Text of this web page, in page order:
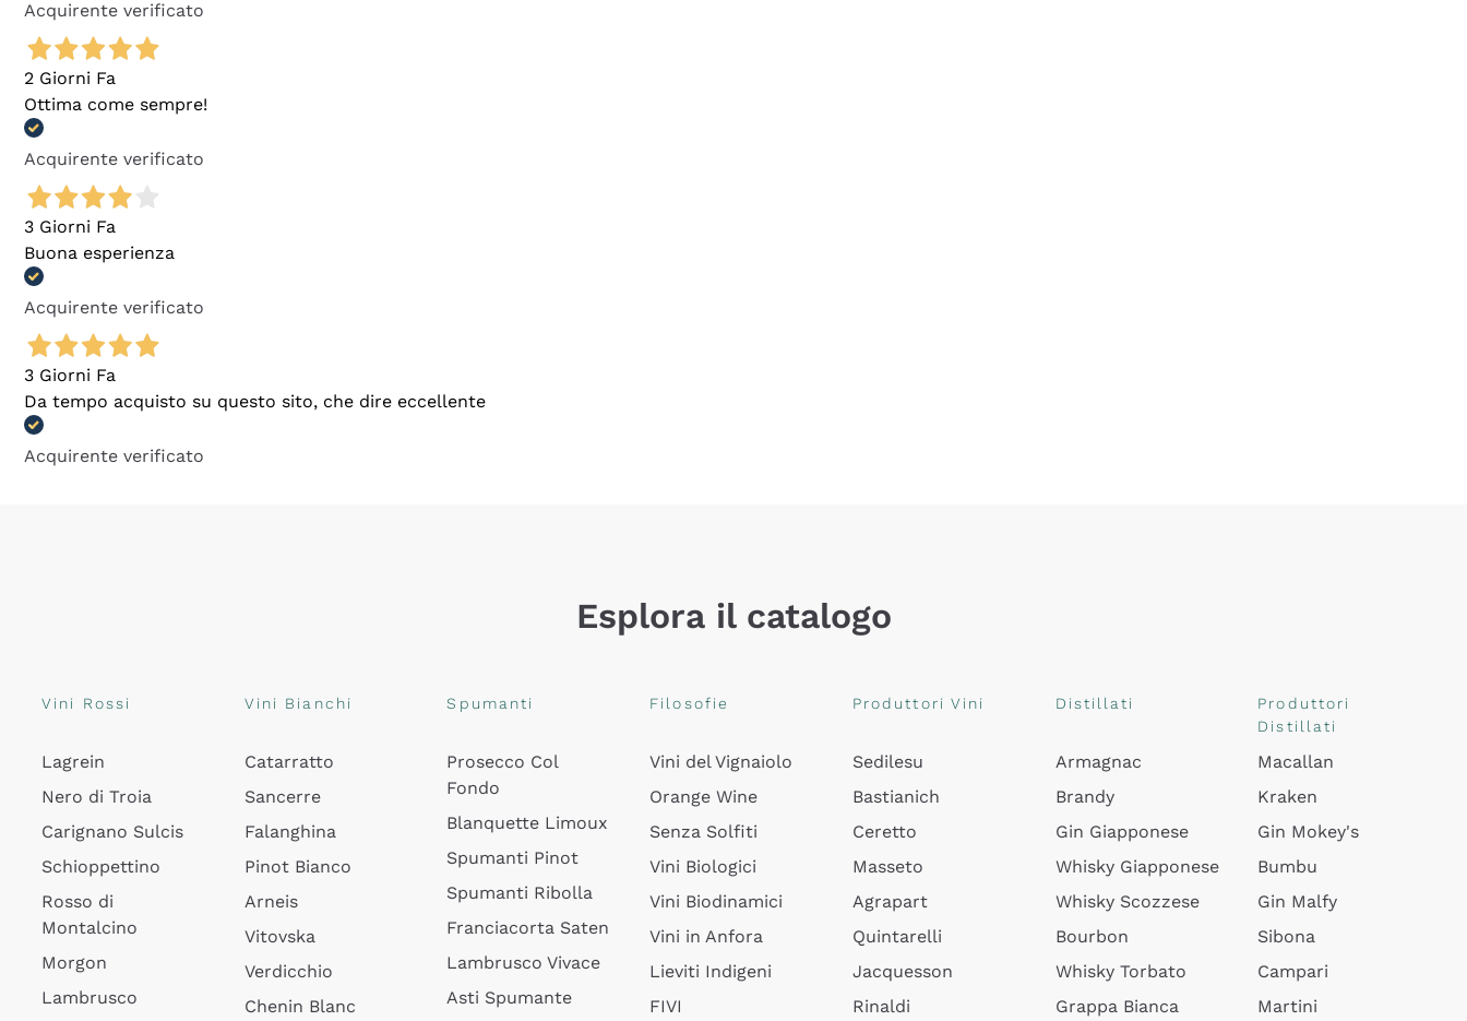
Acquirente verificato
2 Giorni Fa
Ottima come sempre!
Acquirente verificato
3 Giorni Fa
Buona esperienza
Acquirente verificato
3 Giorni Fa
Da tempo acquisto su questo sito, che dire eccellente
Acquirente verificato
Esplora il catalogo
Vini Rossi
Lagrein
Nero di Troia
Carignano Sulcis
Schioppettino
Rosso di
Montalcino
Morgon
Lambrusco
Vini Bianchi
Catarratto
Sancerre
Falanghina
Pinot Bianco
Arneis
Vitovska
Verdicchio
Chenin Blanc
Spumanti
Prosecco Col
Fondo
Blanquette Limoux
Spumanti Pinot
Spumanti Ribolla
Franciacorta Saten
Lambrusco Vivace
Asti Spumante
Filosofie
Vini del Vignaiolo
Orange Wine
Senza Solfiti
Vini Biologici
Vini Biodinamici
Vini in Anfora
Lieviti Indigeni
FIVI
Produttori Vini
Sedilesu
Bastianich
Ceretto
Masseto
Agrapart
Quintarelli
Jacquesson
Rinaldi
Distillati
Armagnac
Brandy
Gin Giapponese
Whisky Giapponese
Whisky Scozzese
Bourbon
Whisky Torbato
Grappa Bianca
Produttori
Distillati
Macallan
Kraken
Gin Mokey's
Bumbu
Gin Malfy
Sibona
Campari
Martini